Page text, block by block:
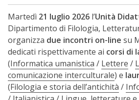
Martedì 21 luglio 2026 l’Unità
Dipartimento di Filologia,
organizza due incontri on-line su
dedicati rispettivamente ai corsi di
(Informatica umanistica / Lettere /
comunicazione interculturale) e
(Filologia e storia dell’antichità /